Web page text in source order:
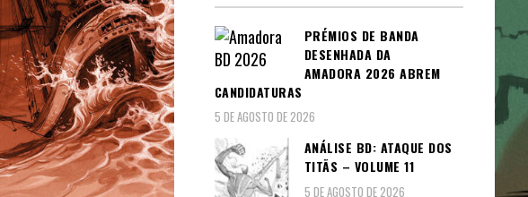
PRÉMIOS DE BANDA
DESENHADA DA
AMADORA 2026 ABREM
CANDIDATURAS
5 DE AGOSTO DE 2026
ANÁLISE BD: ATAQUE DOS
TITÃS – VOLUME 11
5 DE AGOSTO DE 2026